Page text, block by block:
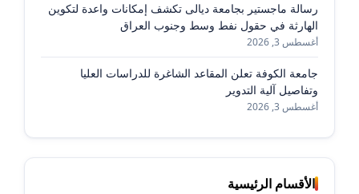
رسالة ماجستير بجامعة ديالى تكشف إمكانات واعدة لتكوين
الهارثة في حقول نفط وسط وجنوب العراق
أغسطس 3, 2026
جامعة الكوفة تعلن المقاعد الشاغرة للدراسات العليا
وتفاصيل آلية التدوير
أغسطس 3, 2026
الأقسام الرئيسية